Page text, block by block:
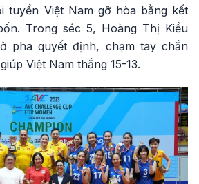
tuyển Việt Nam gỡ hòa bằng kết
Trong séc 5, Hoàng Thị Kiều
pha quyết định, chạm tay chắn
Việt Nam thắng 15-13.